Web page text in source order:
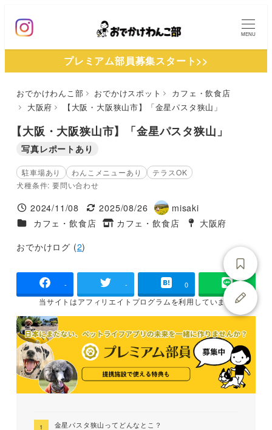
ン
MENU
プレミアム部員募集スタート>>
おでかけわんこ部 おでかけスポット
カフェ・飲食店
大阪府
【大阪・大阪狭山市】「金星パスタ狭山」
【大阪・大阪狭山市】「金星パスタ狭山」
写真レポートあり
駐車場あり わんこメニューあり
テラスOK
犬種条件: 要問い合わせ
投稿日
2024/11/08
更新日
2025/08/26
著
者
misaki
施設ジャンル
カフェ・飲食店
タグ
カフェ・飲食店
タグ
大阪府
おでかけログ (2)
- - 0
当サイトはアフィリエイトプログラムを利用しています
金星パスタ狭山ってどんなとこ？